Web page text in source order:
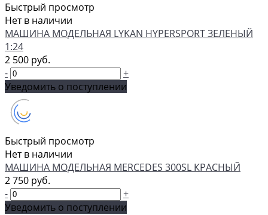
Быстрый просмотр
Нет в наличии
МАШИНА МОДЕЛЬНАЯ LYKAN HYPERSPORT ЗЕЛЕНЫЙ
1:24
2 500 руб.
-
+
Уведомить о поступлении
Быстрый просмотр
Нет в наличии
МАШИНА МОДЕЛЬНАЯ MERCEDES 300SL КРАСНЫЙ
2 750 руб.
-
+
Уведомить о поступлении